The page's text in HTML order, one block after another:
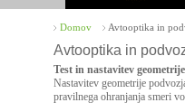
Domov Avtooptika in
Avtooptika in
Test in nastavitev
Nastavitev geometrije
pravilnega ohranjanja smeri